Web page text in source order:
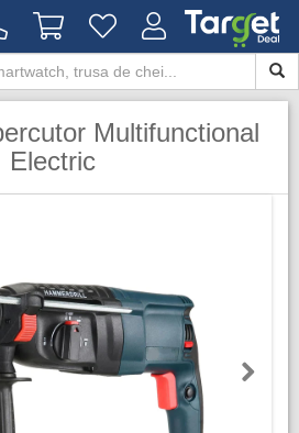
Multifunctional
Electric